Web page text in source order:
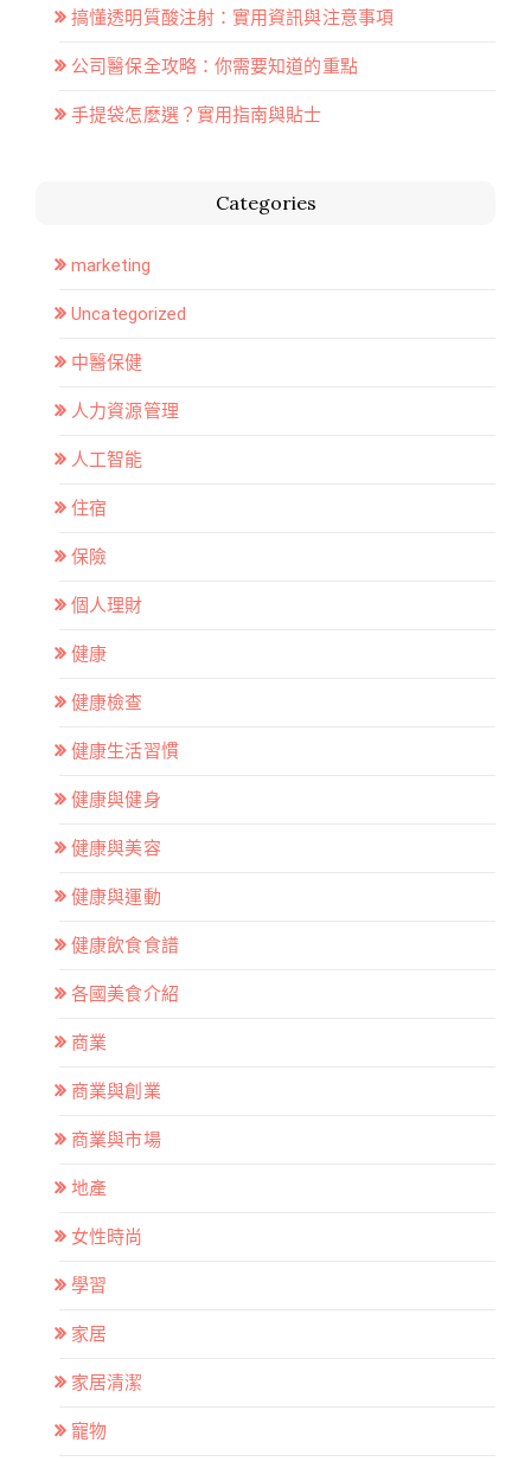
搞懂透明質酸注射：實用資訊與注意事項
公司醫保全攻略：你需要知道的重點
手提袋怎麼選？實用指南與貼士
Categories
marketing
Uncategorized
中醫保健
人力資源管理
人工智能
住宿
保險
個人理財
健康
健康檢查
健康生活習慣
健康與健身
健康與美容
健康與運動
健康飲食食譜
各國美食介紹
商業
商業與創業
商業與市場
地產
女性時尚
學習
家居
家居清潔
寵物